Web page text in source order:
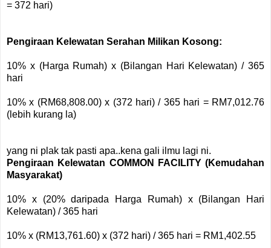
= 372 hari)
Pengiraan Kelewatan Serahan Milikan Kosong:
10% x (Harga Rumah) x (Bilangan Hari Kelewatan) / 365
hari
10% x (RM68,808.00) x (372 hari) / 365 hari = RM7,012.76
(lebih kurang la)
yang ni plak tak pasti apa..kena gali ilmu lagi ni.
Pengiraan Kelewatan COMMON FACILITY (Kemudahan
Masyarakat)
10% x (20% daripada Harga Rumah) x (Bilangan Hari
Kelewatan) / 365 hari
10% x (RM13,761.60) x (372 hari) / 365 hari = RM1,402.55